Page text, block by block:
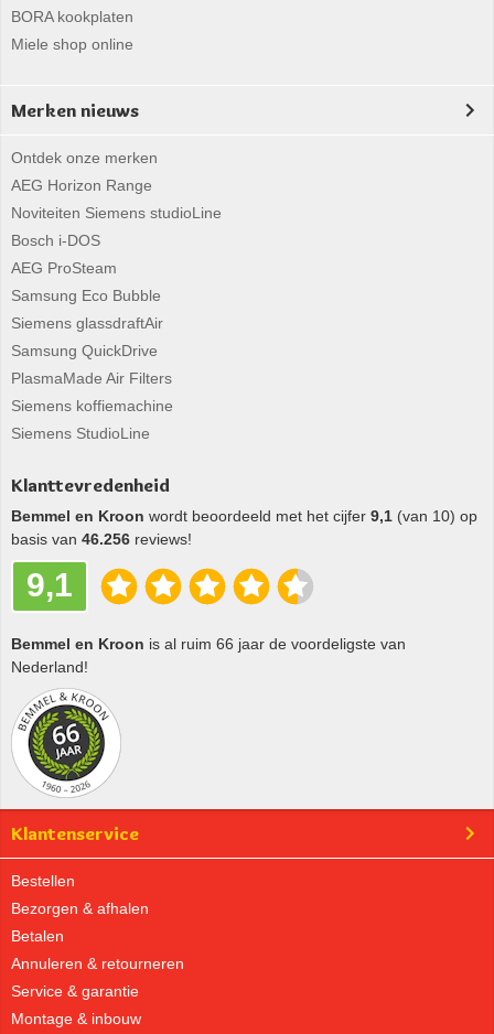
BORA kookplaten
Miele shop online
Merken nieuws
Ontdek onze merken
AEG Horizon Range
Noviteiten Siemens studioLine
Bosch i-DOS
AEG ProSteam
Samsung Eco Bubble
Siemens glassdraftAir
Samsung QuickDrive
PlasmaMade Air Filters
Siemens koffiemachine
Siemens StudioLine
Klanttevredenheid
Bemmel en Kroon wordt beoordeeld met het cijfer 9,1 (van 10) op
basis van 46.256 reviews!
9,1
Bemmel en Kroon is al ruim 66 jaar de voordeligste van
Nederland!
Klantenservice
Bestellen
Bezorgen & afhalen
Betalen
Annuleren & retourneren
Service & garantie
Montage & inbouw